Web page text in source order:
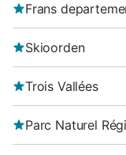
Frans
Skioorden
Trois Vallées
Parc Naturel